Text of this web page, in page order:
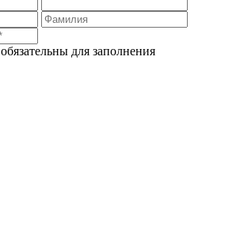
обязательны для заполнения